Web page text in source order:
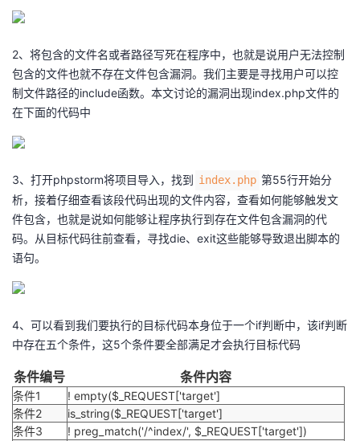
2、将包含的文件名或者路径写死在程序中，也就是说用户无法控制
包含的文件也就不存在文件包含漏洞。我们主要是寻找用户可以控
制文件路径的include函数。本文讨论的漏洞出现index.php文件的
在下面的代码中
3、打开phpstorm将项目导入，找到 index.php 第55行开始分
析，接着仔细查看该段代码出现的文件内容，查看如何能够触发文
件包含，也就是说如何能够让程序执行到存在文件包含漏洞的代
码。从目标代码往前查看，寻找die、exit这些能够导致退出脚本的
语句。
4、可以看到我们要执行的目标代码本身位于一个if判断中，该if判断
中存在五个条件，这5个条件要全部满足才会执行目标代码
条件编号 条件内容
条件1
! empty($_REQUEST['target']
条件2
is_string($_REQUEST['target']
条件3
! preg_match('/^index/', $_REQUEST['target'])